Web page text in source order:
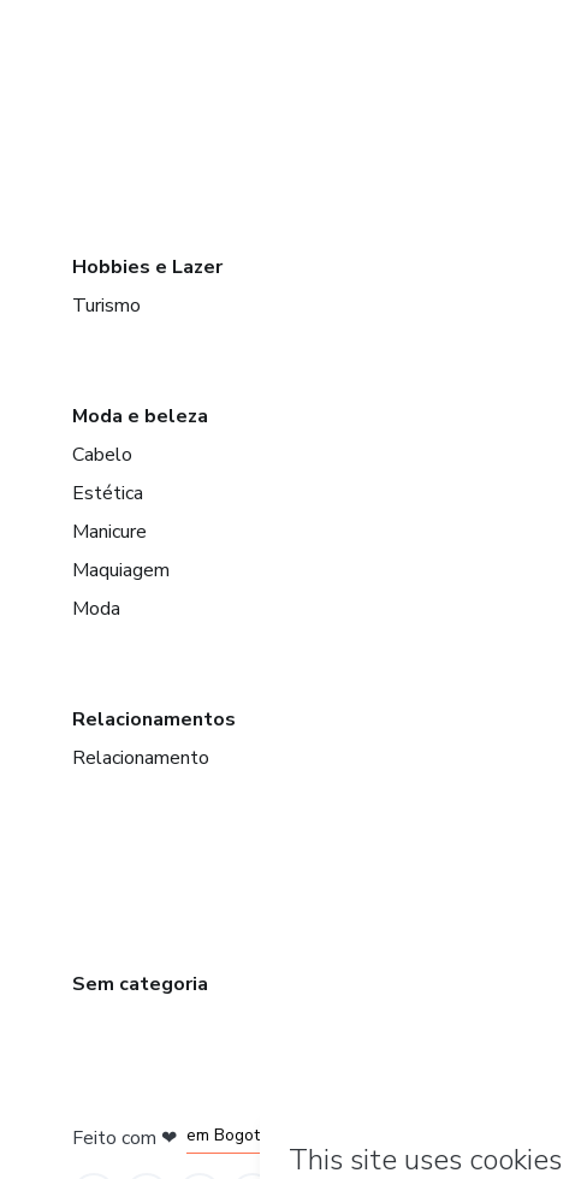
Hobbies e Lazer
Turismo
Moda e beleza
Cabelo
Estética
Manicure
Maquiagem
Moda
Relacionamentos
Relacionamento
Sem categoria
Feito com ❤
em Belo Horizonte
na Cidade do México
em Bogotá